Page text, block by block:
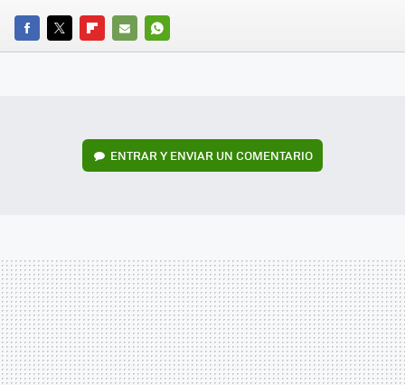
FACEBOOK
TWITTERFLIPBOARD
E-
WHATSAPP
ENTRAR Y ENVIAR UN COMENTARIO